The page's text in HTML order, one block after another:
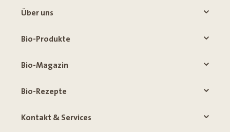
Über uns
Bio-Produkte
Bio-Magazin
Bio-Rezepte
Kontakt & Services